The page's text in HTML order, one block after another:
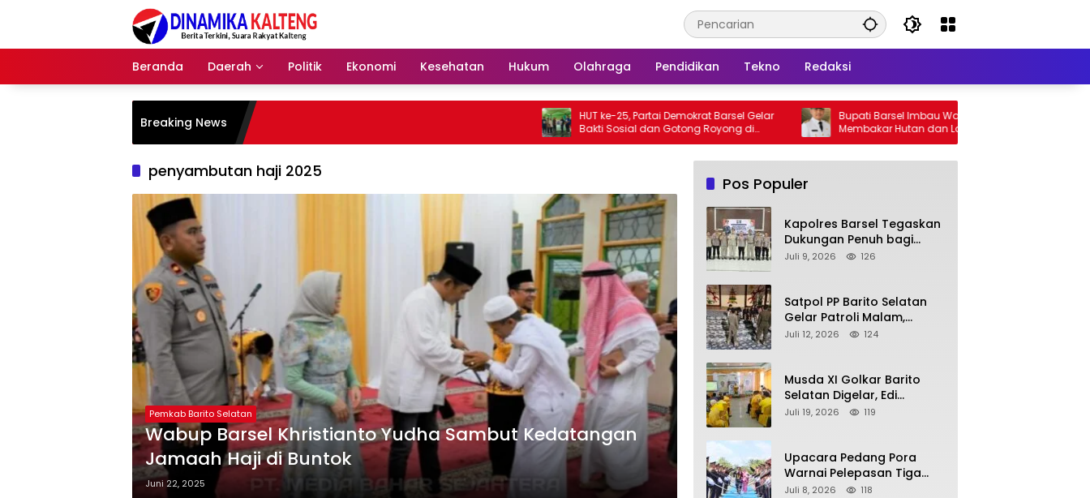
Beranda
Daerah Politik Ekonomi Kesehatan Hukum Olahraga Pendidikan Tekno Redaksi
Breaking News
HUT ke-25, Partai Demokrat Barsel Gelar
Bakti Sosial dan Gotong Royong di
Langgar Nurul Ashfiya
Bupati Barsel Imbau Warga Tidak
Membakar Hutan dan Lahan, Wujudkan
Barito Selatan Bebas Kabut Asap
penyambutan haji 2025
Pemkab Barito Selatan
Wabup Barsel Khristianto Yudha Sambut Kedatangan
Jamaah Haji di Buntok
Juni 22, 2025
Pos Populer
Kapolres Barsel Tegaskan
Dukungan Penuh bagi
Pengembangan KBPPP
Juli 9, 2026 126
Satpol PP Barito Selatan
Gelar Patroli Malam,
Tindak Lanjuti Keluhan
Juli 12, 2026 124
Musda XI Golkar Barito
Selatan Digelar, Edi
Pratowo Targetkan
Juli 19, 2026 119
Upacara Pedang Pora
Warnai Pelepasan Tiga
Perwira Polres Barito
Juli 8, 2026 118